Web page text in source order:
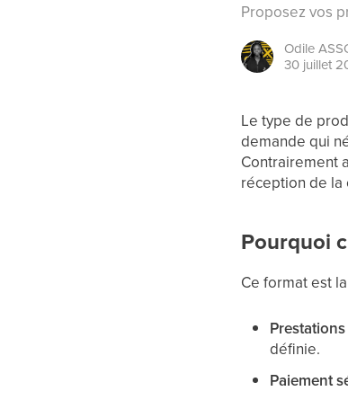
Proposez vos
Odile
30 juillet
Le type de
demande qui
Contrairement
réception de la
Pourquoi
Ce format est
définie.
Paiement